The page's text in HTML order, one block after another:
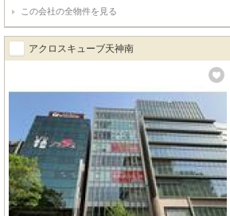
この会社の全物件を見る
アクロスキューブ天神南